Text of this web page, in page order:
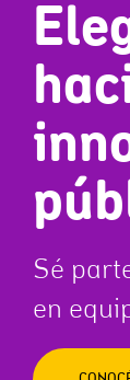
Sé
en